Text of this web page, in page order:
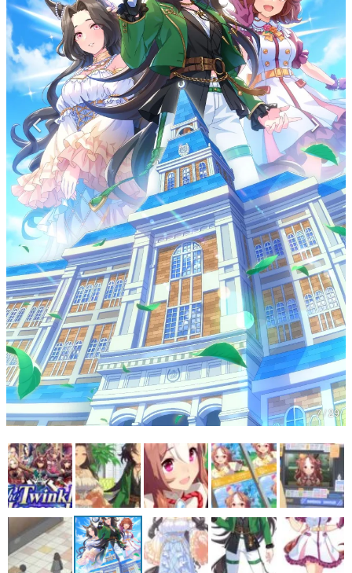
特集記事
マンガ
女性向け
アプリレビュー
その他
電ファミニコゲーマーとは？
運営：株式会社マレ
7 / 29